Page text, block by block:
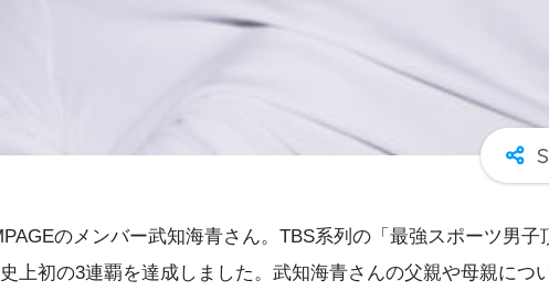
のメンバー武知海青さん。TBS系列の「最強スポーツ男子
上初の3連覇を達成しました。武知海青さんの父親や母親につ